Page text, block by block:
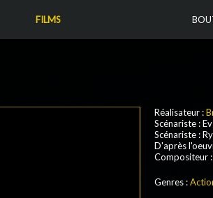
FILMS
Réalisateur :
Scénariste :
Scénariste :
D'après
Compositeur
Genres :